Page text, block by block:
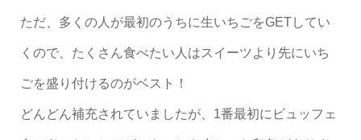
ただ、多くの人が最初のうちに生いちごをGETしてい
くので、たくさん食べたい人はスイーツより先にいち
ごを盛り付けるのがベスト！
どんどん補充されていましたが、1番最初にビュッフェ